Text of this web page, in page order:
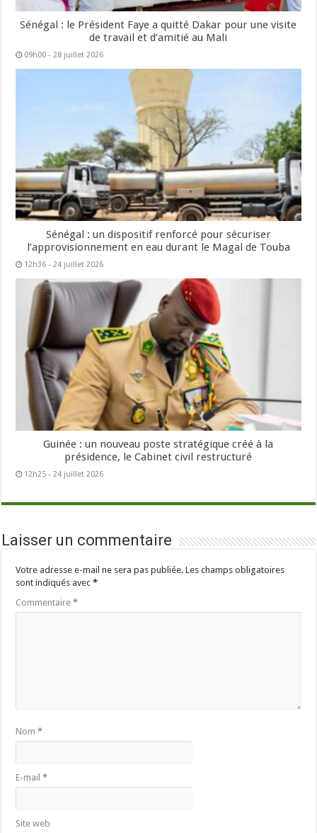
Sénégal : le Président Faye a quitté Dakar pour une visite
de travail et d’amitié au Mali
09h00 - 28 juillet 2026
Sénégal : un dispositif renforcé pour sécuriser
l’approvisionnement en eau durant le Magal de Touba
12h36 - 24 juillet 2026
Guinée : un nouveau poste stratégique créé à la
présidence, le Cabinet civil restructuré
12h25 - 24 juillet 2026
Laisser un commentaire
Votre adresse e-mail ne sera pas publiée. Les champs obligatoires
sont indiqués avec*
Commentaire*
Nom*
E-mail*
Site web